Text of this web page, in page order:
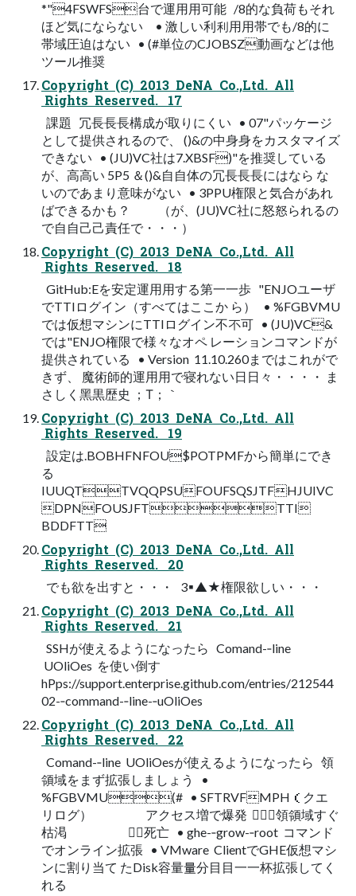
*"4FSWFS台で運⽤用可能 /8的な負荷もそれ
ほど気にならない • 激しい利利⽤用帯でも/8的に
帯域圧迫はない • (#単位のCJOBSZ動画などは他
ツール推奨
Copyright (C) 2013 DeNA Co.,Ltd. All
Rights Reserved. 17
課題 冗⻑⾧長構成が取りにくい • 07"パッケージ
として提供されるので、 ()&の中⾝身をカスタマイズ
できない • (JU)VC社は7.XBSF)"を推奨している
が、⾼高い 5P5 ＆()&⾃自体の冗⻑⾧長にはなら な
いのであまり意味がない • 3PPU権限と気合があれ
ばできるかも？ （が、(JU)VC社に怒怒られるの
で⾃自⼰己責任で・・・）
Copyright (C) 2013 DeNA Co.,Ltd. All
Rights Reserved. 18
GitHub:Eを安定運⽤用する第⼀一歩 "ENJOユーザ
でTTIログイン（すべてはここか ら） • %FGBVMU
では仮想マシンにTTIログイン不不可 • (JU)VC&
では"ENJO権限で様々なオペ レーションコマンドが
提供されている • Version 11.10.260まではこれがで
きず、 魔術師的運⽤用で寝れない⽇日々・・・・ ま
さしく⿊黒歴史 ；Т；｀
Copyright (C) 2013 DeNA Co.,Ltd. All
Rights Reserved. 19
設定は.BOBHFNFOU$POTPMFから簡単にでき
る
IUUQTTVQQPSUFOUFSQSJTFHJUIVC
DPNFOUSJFTTTI
BDDFTT
Copyright (C) 2013 DeNA Co.,Ltd. All
Rights Reserved. 20
でも欲を出すと・・・ 3▪▲★権限欲しい・・・
Copyright (C) 2013 DeNA Co.,Ltd. All
Rights Reserved. 21
SSHが使えるようになったら Comand-­‐line
UOliOes を使い倒す
hPps://support.enterprise.github.com/entries/212544
02-­‐command-­‐line-­‐uOliOes
Copyright (C) 2013 DeNA Co.,Ltd. All
Rights Reserved. 22
Comand-­‐line UOliOesが使えるようになったら 領
領域をまず拡張しましょう •
%FGBVMU(# • SFTRVFMPH（クエ
リログ） アクセス増で爆発 領領域すぐ
枯渇 死亡 • ghe-­‐grow-­‐root コマンド
でオンライン拡張 • VMware ClientでGHE仮想マシ
ンに割り当て たDisk容量量分⽬目⼀一杯拡張してく
れる